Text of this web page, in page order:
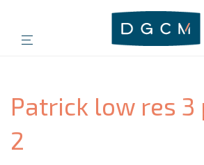
Patrick low res
2